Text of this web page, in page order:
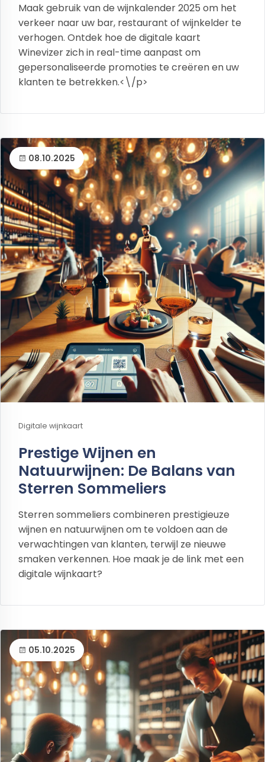
Maak gebruik van de wijnkalender 2025 om het
verkeer naar uw bar, restaurant of wijnkelder te
verhogen. Ontdek hoe de digitale kaart
Winevizer zich in real-time aanpast om
gepersonaliseerde promoties te creëren en uw
klanten te betrekken.<\/p>
08.10.2025
Digitale wijnkaart
Prestige Wijnen en
Natuurwijnen: De Balans van
Sterren Sommeliers
Sterren sommeliers combineren prestigieuze
wijnen en natuurwijnen om te voldoen aan de
verwachtingen van klanten, terwijl ze nieuwe
smaken verkennen. Hoe maak je de link met een
digitale wijnkaart?
05.10.2025